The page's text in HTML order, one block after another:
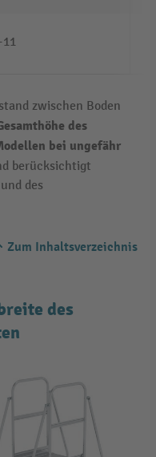
zwischen Boden
des
bei ungefähr
berücksichtigt
des
Zum Inhaltsverzeichnis
des